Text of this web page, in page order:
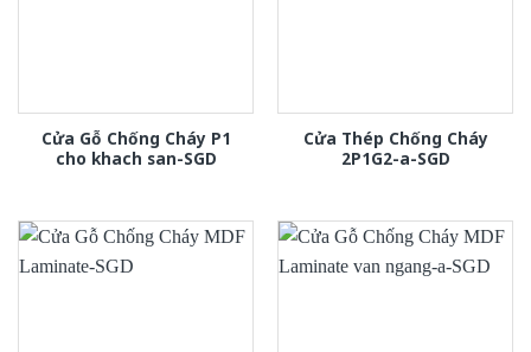
Cửa Gỗ Chống Cháy P1
cho khach san-SGD
Cửa Thép Chống Cháy
2P1G2-a-SGD